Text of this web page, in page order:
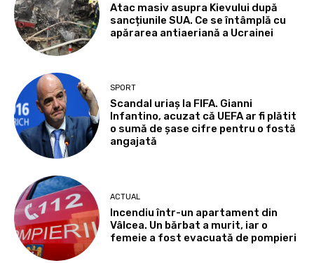
Atac masiv asupra Kievului după
sancțiunile SUA. Ce se întâmplă cu
apărarea antiaeriană a Ucrainei
SPORT
Scandal uriaș la FIFA. Gianni
Infantino, acuzat că UEFA ar fi plătit
o sumă de șase cifre pentru o fostă
angajată
ACTUAL
Incendiu într-un apartament din
Vâlcea. Un bărbat a murit, iar o
femeie a fost evacuată de pompieri